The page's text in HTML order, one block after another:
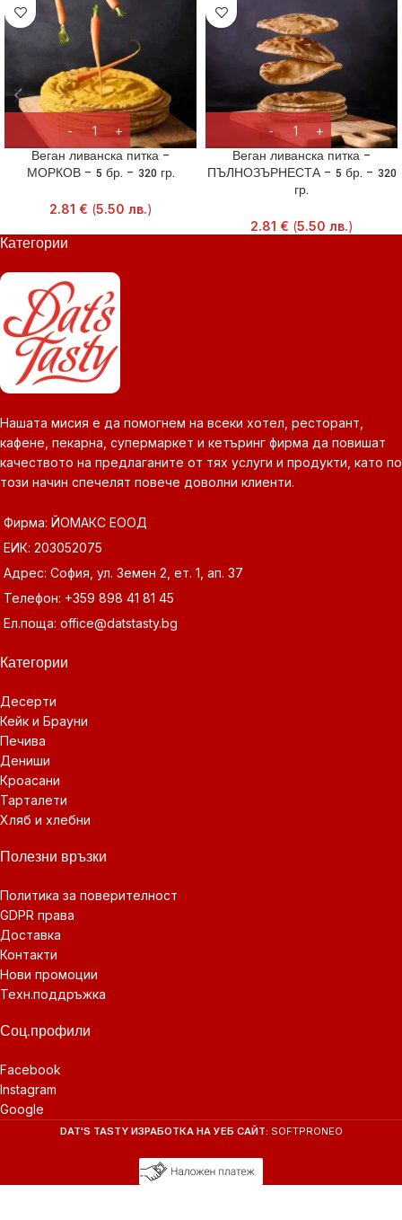
Веган ливанска питка –
МОРКОВ – 5 бр. – 320 гр.
2.81 € (5.50 лв.)
Веган ливанска питка –
ПЪЛНОЗЪРНЕСТА – 5 бр. – 320
гр.
2.81 € (5.50 лв.)
Категории
Нашата мисия е да помогнем на всеки хотел, ресторант,
кафене, пекарна, супермаркет и кетъринг фирма да повишат
качеството на предлаганите от тях услуги и продукти, като по
този начин спечелят повече доволни клиенти.
Фирма: ЙОМАКС ЕООД
ЕИК: 203052075
Адрес: София, ул. Земен 2, ет. 1, ап. 37
Телефон: +359 898 41 81 45
Ел.поща: office@datstasty.bg
Категории
Десерти
Кейк и Брауни
Печива
Дениши
Кроасани
Тарталети
Хляб и хлебни
Полезни връзки
Политика за поверителност
GDPR права
Доставка
Контакти
Нови промоции
Техн.поддръжка
Соц.профили
Facebook
Instagram
Google
DAT'S TASTY ИЗРАБОТКА НА УЕБ САЙТ: SOFTPRONEO